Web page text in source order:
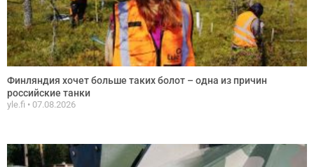
Финляндия хочет больше таких болот – одна из причин
российские танки
yle.fi 07.08.2026